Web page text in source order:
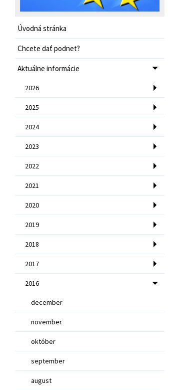
Úvodná stránka
Chcete dať podnet?
Aktuálne informácie
2026
2025
2024
2023
2022
2021
2020
2019
2018
2017
2016
december
november
október
september
august